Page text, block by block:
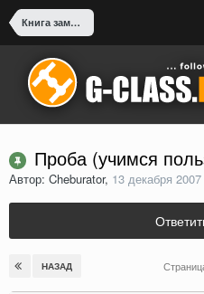
Книга замечаний и предложений
Проба (учимся
Автор: Cheburator, 13 декабря 2007
НАЗАД